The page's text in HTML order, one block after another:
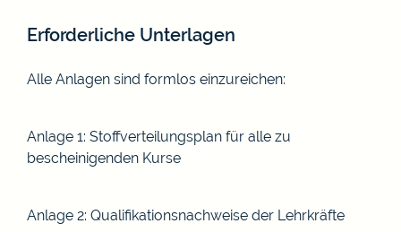
Erforderliche Unterlagen
Alle Anlagen sind formlos einzureichen:
Anlage 1: Stoffverteilungsplan für alle zu
bescheinigenden Kurse
Anlage 2: Qualifikationsnachweise der Lehrkräfte